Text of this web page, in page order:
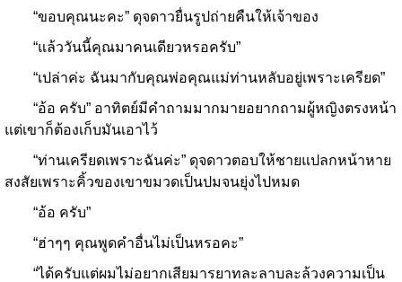
“ขอบคุณนะคะ” ดุจดาวยื่นรูปถ่ายคืนให้เจ้าของ
“แล้ววันนี้คุณมาคนเดียวหรอครับ”
“เปล่าค่ะ ฉันมากับคุณพ่อคุณแม่ท่านหลับอยู่เพราะเครียด”
“อ้อ ครับ” อาทิตย์มีคำถามมากมายอยากถามผู้หญิงตรงหน้า
แต่เขาก็ต้องเก็บมันเอาไว้
“ท่านเครียดเพราะฉันค่ะ” ดุจดาวตอบให้ชายแปลกหน้าหาย
สงสัยเพราะคิ้วของเขาขมวดเป็นปมจนยุ่งไปหมด
“อ้อ ครับ”
“ฮ่าๆๆ คุณพูดคำอื่นไม่เป็นหรอคะ”
“ได้ครับแต่ผมไม่อยากเสียมารยาทละลาบละล้วงความเป็น